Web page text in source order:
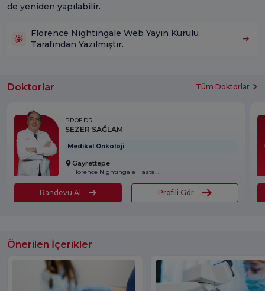
de yeniden yapılabilir.
Florence Nightingale Web Yayın Kurulu
Tarafından Yazılmıştır.
Doktorlar Tüm Doktorlar
PROF.DR.
SEZER SAĞLAM
Medikal Onkoloji
Gayrettepe
Florence Nightingale Hastanesi
Randevu Al Profili Gör
Önerilen İçerikler